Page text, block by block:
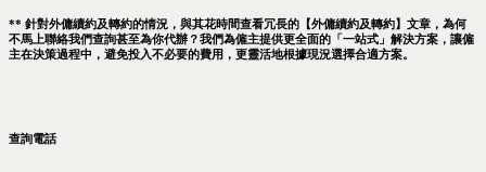
** 針對外傭續約及轉約的情況，與其花時間查看冗長的【外傭續約及轉約】文章，為何
不馬上聯絡我們查詢甚至為你代辦？我們為僱主提供更全面的「一站式」解決方案，讓僱
主在決策過程中，避免投入不必要的費用，更靈活地根據現況選擇合適方案。
查詢電話